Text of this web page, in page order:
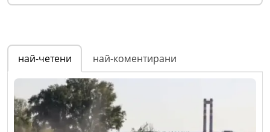
най-четени най-коментирани